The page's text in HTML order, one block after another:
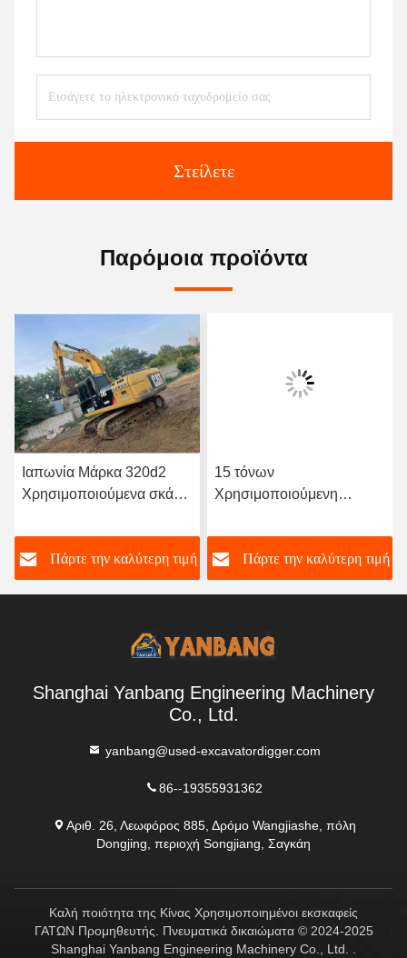
Στείλετε
Παρόμοια προϊόντα
Ιαπωνία Μάρκα 320d2
Χρησιμοποιούμενα σκάφη
Χρησιμοποιούμενα
υδραυλικά εξοπλισμού
σκάφους
Πάρτε την καλύτερη τιμή
15 τόνων
Χρησιμοποιούμενη
χωρητικότητα κουβάς
0,75m3Πάρτε την καλύτερη τιμή
Shanghai Yanbang Engineering Machinery
Co., Ltd.
yanbang@used-excavatordigger.com
86--19355931362
Αριθ. 26, Λεωφόρος 885, Δρόμο Wangjiashe, πόλη
Dongjing, περιοχή Songjiang, Σαγκάη
Καλή ποιότητα της Κίνας Χρησιμοποιημένοι εκσκαφείς
ΓΑΤΩΝ Προμηθευτής. Πνευματικά δικαιώματα © 2024-2025
Shanghai Yanbang Engineering Machinery Co., Ltd. .